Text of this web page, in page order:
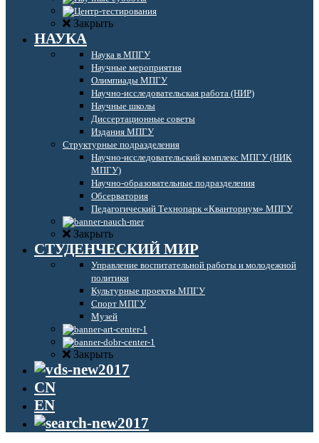
Закрыть
НАУКА
Наука в МПГУ
Научные мероприятия
Олимпиады МПГУ
Научно-исследовательская работа (НИР)
Научные школы
Диссертационные советы
Издания МПГУ
Структурные подразделения
Научно-исследовательский комплекс МПГУ (НИК
МПГУ)
Научно-образовательные подразделения
Обсерватория
Педагогический Технопарк «Кванториум» МПГУ
Закрыть
СТУДЕНЧЕСКИЙ МИР
Управление воспитательной работы и молодежной
политики
Культурные проекты МПГУ
Спорт МПГУ
Музей
Закрыть
CN
EN